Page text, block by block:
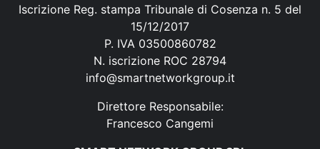
Iscrizione Reg. stampa Tribunale di Cosenza n. 5 del
15/12/2017
P. IVA 03500860782
N. iscrizione ROC 28794
info@smartnetworkgroup.it
Direttore Responsabile:
Francesco Cangemi